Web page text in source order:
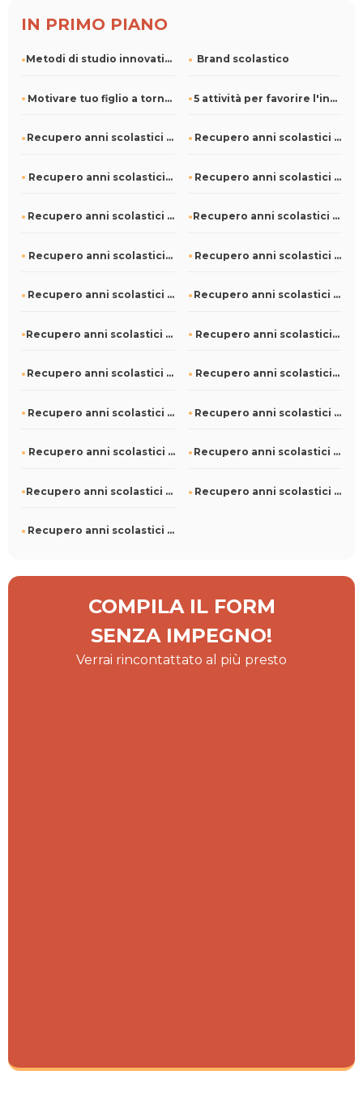
IN PRIMO PIANO
Metodi di studio innovativi: la personalizzazione incontra l Brand scolastico
Motivare tuo figlio a tornare a scuola 5 attività per favorire l'inclusione a scuola
Recupero anni scolastici a Borgo San Siro Recupero anni scolastici a Baronissi
Recupero anni scolastici a Sefro Recupero anni scolastici a Menconico
Recupero anni scolastici a Fiuminata Recupero anni scolastici a Ospedaletto Lodigiano
Recupero anni scolastici a Ceto Recupero anni scolastici a Conselice
Recupero anni scolastici a Corciano Recupero anni scolastici a Castell'Arquato
Recupero anni scolastici a Mezzana Mortigliengo Recupero anni scolastici a Masi
Recupero anni scolastici a Anzola d'Ossola Recupero anni scolastici a Azzio
Recupero anni scolastici a Bolognetta Recupero anni scolastici a Caravaggio
Recupero anni scolastici a Canazei Recupero anni scolastici a Brembate di Sopra
Recupero anni scolastici a Castagnole Piemonte Recupero anni scolastici a Casorezzo
Recupero anni scolastici a Carezzano
COMPILA IL FORM
SENZA IMPEGNO!
Verrai rincontattato al più presto